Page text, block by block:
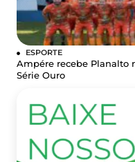
ESPORTE
Ampére recebe Planalto
Série Ouro